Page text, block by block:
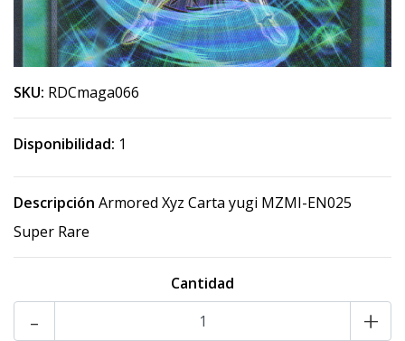
SKU: RDCmaga066
Disponibilidad: 1
Descripción Armored Xyz Carta yugi MZMI-EN025
Super Rare
Cantidad
+
-